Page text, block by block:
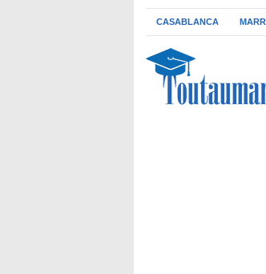
CASABLANCA